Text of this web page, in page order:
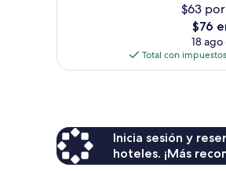
$63
El
precio
actual
es
$76
18 ago
Total con
Inicia sesión y
hoteles. ¡Más